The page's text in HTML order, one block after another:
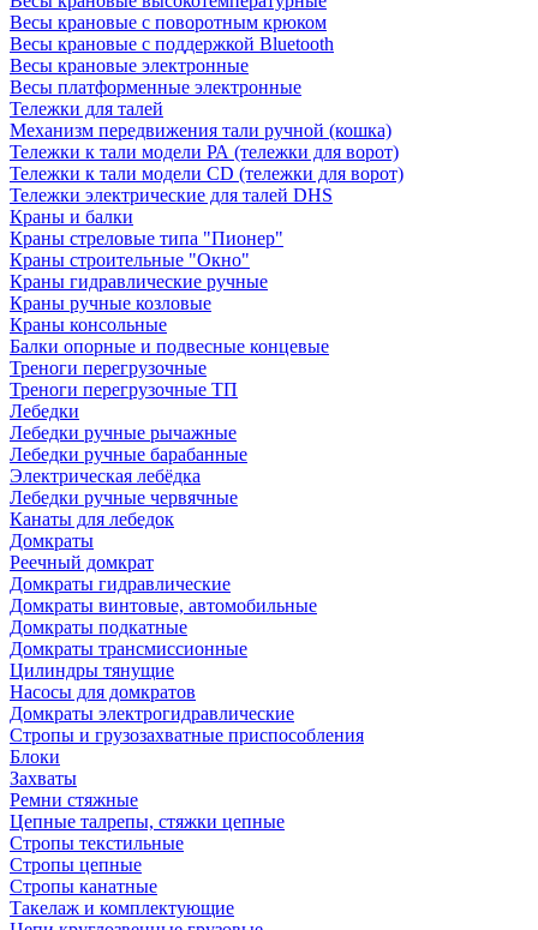
Весы крановые с поворотным крюком
Весы крановые с поддержкой Bluetooth
Весы крановые электронные
Весы платформенные электронные
Тележки для талей
Механизм передвижения тали ручной (кошка)
Тележки к тали модели РА (тележки для ворот)
Тележки к тали модели CD (тележки для ворот)
Тележки электрические для талей DHS
Краны и балки
Краны стреловые типа "Пионер"
Краны строительные "Окно"
Краны гидравлические ручные
Краны ручные козловые
Краны консольные
Балки опорные и подвесные концевые
Треноги перегрузочные
Треноги перегрузочные ТП
Лебедки
Лебедки ручные рычажные
Лебедки ручные барабанные
Электрическая лебёдка
Лебедки ручные червячные
Канаты для лебедок
Домкраты
Реечный домкрат
Домкраты гидравлические
Домкраты винтовые, автомобильные
Домкраты подкатные
Домкраты трансмиссионные
Цилиндры тянущие
Насосы для домкратов
Домкраты электрогидравлические
Стропы и грузозахватные приспособления
Блоки
Захваты
Ремни стяжные
Цепные талрепы, стяжки цепные
Стропы текстильные
Стропы цепные
Стропы канатные
Такелаж и комплектующие